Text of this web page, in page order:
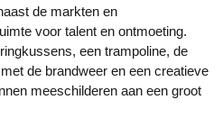
voor talent en ontmoeting.
een trampoline, de
de brandweer en een creatieve
meeschilderen aan een groot